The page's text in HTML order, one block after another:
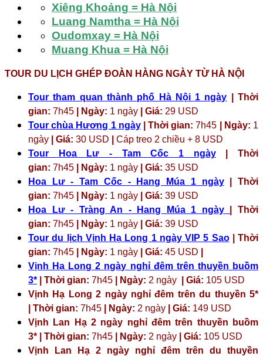
Xiêng Khoảng = Hà Nội
Luang Namtha = Hà Nội
Oudomxay = Hà Nội
Muang Khua = Hà Nội
TOUR DU LỊCH GHÉP ĐOÀN HÀNG NGÀY TỪ HÀ NỘI
Tour tham quan thành phố Hà Nội 1 ngày | Thời
gian: 7h45 | Ngày: 1 ngày | Giá: 29 USD
Tour chùa Hương 1 ngày| Thời gian: 7h45 | Ngày: 1
ngày | Giá: 30 USD
Cáp treo 2 chiều + 8 USD
Tour Hoa Lư - Tam Cốc 1 ngày| Thời
gian: 7h45 | Ngày: 1 ngày | Giá: 35 USD
Hoa Lư - Tam Cốc - Hang Múa 1 ngày| Thời
gian: 7h45 | Ngày: 1 ngày | Giá: 39 USD
Hoa Lư - Tràng An - Hang Múa 1 ngày
| Thời
gian: 7h45 | Ngày: 1 ngày | Giá: 39 USD
Tour du lịch Vịnh Hạ Long 1 ngày VIP 5 Sao| Thời
gian: 7h45 | Ngày: 1 ngày | Giá: 45 USD
Vịnh Hạ Long 2 ngày nghỉ đêm trên thuyền buồm
3* | Thời gian: 7h45 | Ngày: 2 ngày | Giá: 105 USD
Vịnh Hạ Long 2 ngày nghỉ đêm trên du thuyền 5*
| Thời gian: 7h45 | Ngày: 2 ngày | Giá: 149 USD
Vịnh Lan Hạ 2 ngày nghỉ đêm trên thuyền buồm
3* | Thời gian: 7h45 | Ngày: 2 ngày | Giá: 105 USD
Vịnh Lan Hạ 2 ngày nghỉ đêm trên du thuyền